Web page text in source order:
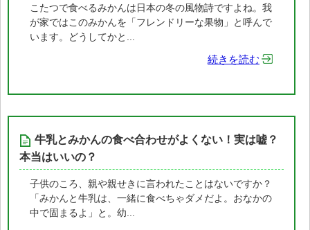
こたつで食べるみかんは日本の冬の風物詩ですよね。我
が家ではこのみかんを「フレンドリーな果物」と呼んで
います。どうしてかと...
続きを読む
牛乳とみかんの食べ合わせがよくない！実は嘘？
本当はいいの？
子供のころ、親や親せきに言われたことはないですか？
「みかんと牛乳は、一緒に食べちゃダメだよ。おなかの
中で固まるよ」と。幼...